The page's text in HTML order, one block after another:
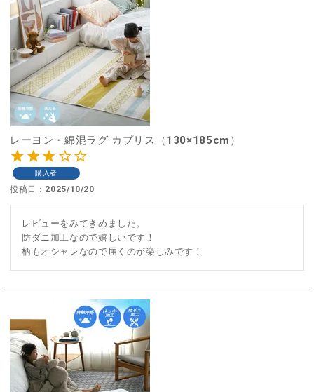
レーヨン・綿混ラグ カプリス（130×185cm）
購入者
投稿日 2025/10/20
レビューをみてきめました。
防ダニ加工なので嬉しいです！
柄もオシャレなので届くのが楽しみです！